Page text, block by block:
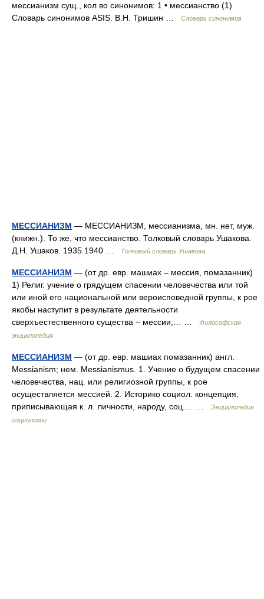
мессианизм сущ., кол во синонимов: 1 • мессианство (1)
Словарь синонимов ASIS. В.Н. Тришин …
Словарь синонимов
МЕССИАНИЗМ — МЕССИАНИЗМ, мессианизма, мн. нет, муж.
(книжн.). То же, что мессианство. Толковый словарь Ушакова.
Д.Н. Ушаков. 1935 1940 …
Толковый словарь Ушакова
МЕССИАНИЗМ — (от др. евр. машиах – мессия, помазанник)
1) Религ. учение о грядущем спасении человечества или той
или иной его национальной или вероисповедной группы, к рое
якобы наступит в результате деятельности
сверхъестественного существа – мессии,… …
Философская
энциклопедия
МЕССИАНИЗМ — (от др. евр. машиах помазанник) англ.
Messianism; нем. Messianismus. 1. Учение о будущем спасении
человечества, нац. или религиозной группы, к рое
осуществляется мессией. 2. Историко социол. концепция,
приписывающая к. л. личности, народу, соц.… …
Энциклопедия
социологии